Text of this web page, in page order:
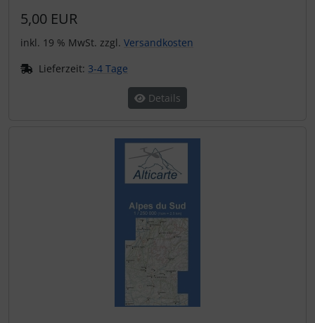
5,00 EUR
inkl. 19 % MwSt. zzgl. Versandkosten
Lieferzeit: 3-4 Tage
Details